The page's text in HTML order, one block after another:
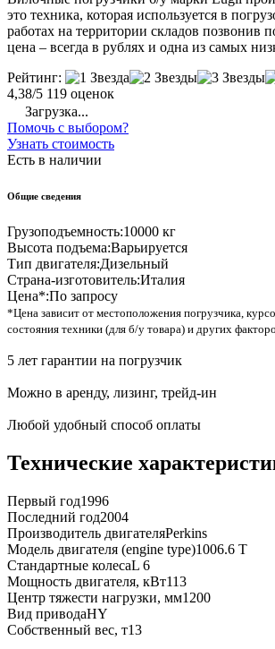
это техника, которая используется в
работах на территории складов позвонив
цена – всегда в рублях и одна из самых
Рейтинг:
4,38/5 119 оценок
Загрузка...
Помочь с выбором?
Узнать стоимость
Есть в наличии
Общие сведения
Грузоподъемность:10000 кг
Высота подъема:Варьируется
Тип двигателя:Дизельный
Страна-изготовитель:Италия
Цена*:По запросу
*Цена зависит от местоположения погрузчика,
состояния техники (для б/у товара) и других
5 лет гарантии на погрузчик
Можно в аренду, лизинг, трейд-ин
Любой удобный способ оплаты
Технические
Первый год1996
Последний год2004
Производитель двигателяPerkins
Модель двигателя (engine type)1006.6 T
Стандартные колесаL 6
Мощность двигателя, кВт113
Центр тяжести нагрузки, мм1200
Вид приводаHY
Собственный вес, т13